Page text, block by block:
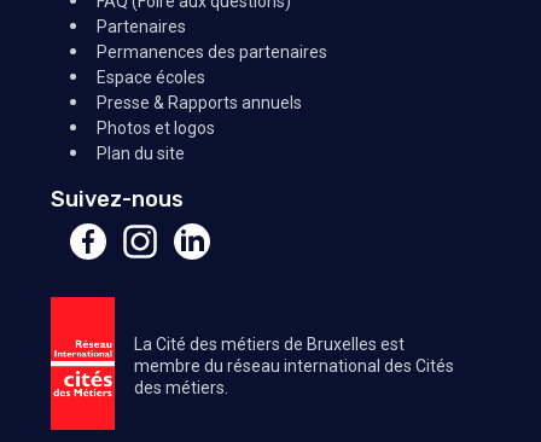
Partenaires
Permanences des partenaires
Espace écoles
Presse & Rapports annuels
Photos et logos
Plan du site
Suivez-nous
La Cité des métiers de Bruxelles est
membre du réseau international des Cités
des métiers.